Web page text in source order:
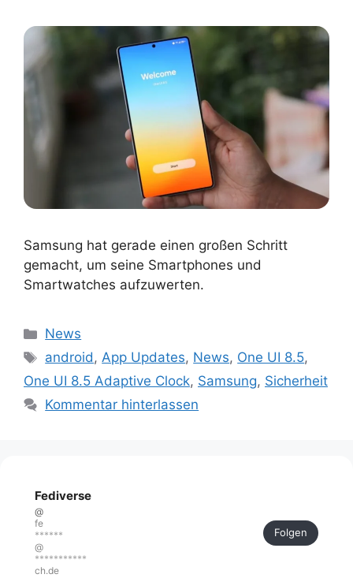
Samsung hat gerade einen großen Schritt
gemacht, um seine Smartphones und
Smartwatches aufzuwerten.
Kategorien
News
Schlagwörter
android,App Updates, News, One UI 8.5,
One UI 8.5 Adaptive Clock, Samsung, Sicherheit
Kommentar hinterlassen
Fediverse
@
fe
******
@
***********
ch.de
Folgen